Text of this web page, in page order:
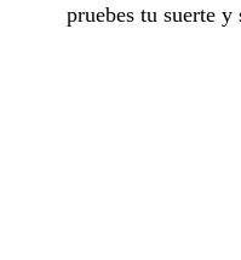
pruebes tu suerte